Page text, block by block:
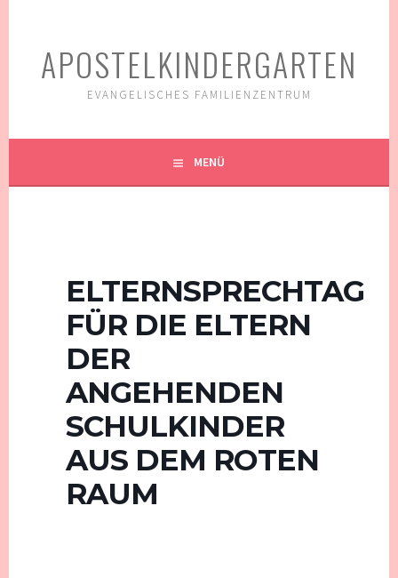
APOSTELKINDERGARTEN
EVANGELISCHES FAMILIENZENTRUM
MENÜ
ELTERNSPRECHTAG
FÜR DIE ELTERN
DER
ANGEHENDEN
SCHULKINDER
AUS DEM ROTEN
RAUM